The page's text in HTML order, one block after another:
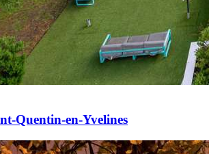
Quentin-en-Yvelines